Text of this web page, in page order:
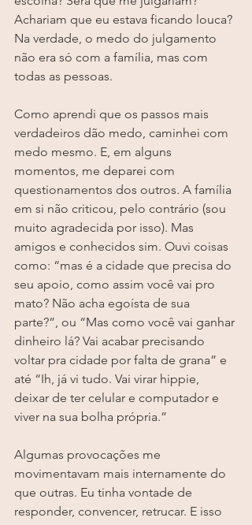
Achariam que eu estava ficando louca?
Na verdade, o medo do julgamento
não era só com a família, mas com
todas as pessoas.
Como aprendi que os passos mais
verdadeiros dão medo, caminhei com
medo mesmo. E, em alguns
momentos, me deparei com
questionamentos dos outros. A família
em si não criticou, pelo contrário (sou
muito agradecida por isso). Mas
amigos e conhecidos sim. Ouvi coisas
como: “mas é a cidade que precisa do
seu apoio, como assim você vai pro
mato? Não acha egoísta de sua
parte?”, ou “Mas como você vai ganhar
dinheiro lá? Vai acabar precisando
voltar pra cidade por falta de grana” e
até “Ih, já vi tudo. Vai virar hippie,
deixar de ter celular e computador e
viver na sua bolha própria.”
Algumas provocações me
movimentavam mais internamente do
que outras. Eu tinha vontade de
responder, convencer, retrucar. E isso